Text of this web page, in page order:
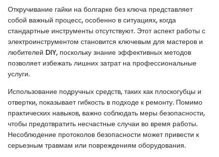
Откручивание гайки на болгарке без ключа представляет
собой важный процесс, особенно в ситуациях, когда
стандартные инструменты отсутствуют. Этот аспект работы с
электроинструментом становится ключевым для мастеров и
любителей DIY, поскольку знание эффективных методов
позволяет избежать лишних затрат на профессиональные
услуги.
Использование подручных средств, таких как плоскогубцы и
отвертки, показывает гибкость в подходе к ремонту. Помимо
практических навыков, важно соблюдать меры безопасности,
чтобы предотвратить несчастные случаи во время работы.
Несоблюдение протоколов безопасности может привести к
серьезным травмам или повреждениям оборудования.